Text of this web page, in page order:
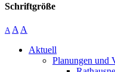
Schriftgröße
A A A
Aktuell
Planungen und